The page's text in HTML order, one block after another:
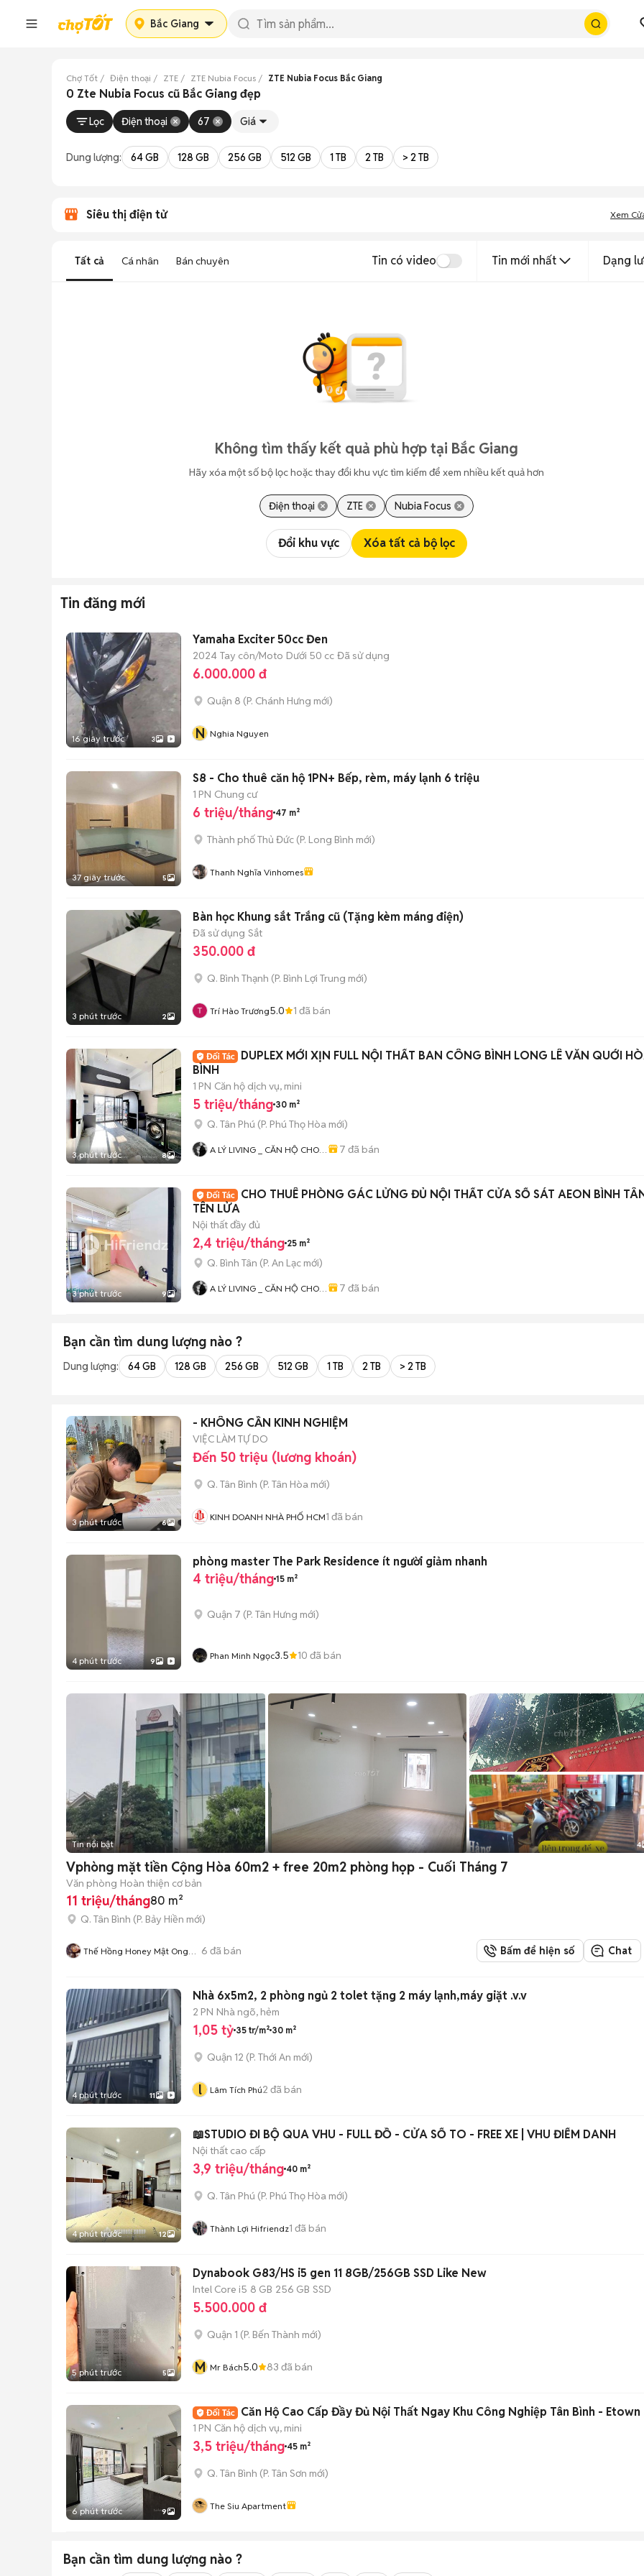
Bắc Giang
Chợ Tốt Điện thoại ZTE ZTE Nubia Focus ZTE Nubia Focus Bắc Giang
0 Zte Nubia Focus cũ Bắc Giang đẹp
Lọc Điện thoại 67 Giá
Dung lượng: 64 GB 128 GB 256 GB 512 GB 1 TB 2 TB > 2 TB
Siêu thị điện tử Xem
Tất cả Cá nhân Bán chuyên Tin có video Tin mới nhất Dạng
Không tìm thấy kết quả phù hợp tại Bắc Giang
Hãy xóa một số bộ lọc hoặc thay đổi khu vực tìm kiếm để xem nhiều kết quả hơn
Điện thoại ZTE Nubia Focus
Đổi khu vực Xóa tất cả bộ lọc
Tin đăng mới
16 giây trước 3
Yamaha Exciter 50cc Đen
2024 Tay côn/Moto Dưới 50 cc Đã sử dụng
6.000.000 đ
Quận 8 (P. Chánh Hưng mới)
N Nghia Nguyen
37 giây trước 5
S8 - Cho thuê căn hộ 1PN+ Bếp, rèm, máy lạnh 6 triệu
1 PN Chung cư
6 triệu/tháng 47 m²
Thành phố Thủ Đức (P. Long Bình mới)
Thanh Nghĩa Vinhomes
3 phút trước 2
Bàn học Khung sắt Trắng cũ (Tặng kèm máng điện)
Đã sử dụng Sắt
350.000 đ
Q. Bình Thạnh (P. Bình Lợi Trung mới)
Trí Hào Trương5.0 1 đã bán
3 phút trước 8
DUPLEX MỚI XỊN FULL NỘI THẤT BAN CÔNG BÌNH LONG LÊ VĂN QUỚI
BÌNH
1 PN Căn hộ dịch vụ, mini
5 triệu/tháng 30 m²
Q. Tân Phú (P. Phú Thọ Hòa mới)
A LÝ LIVING _ CĂN HỘ CHO
CHUNG CƯ - NHÀ Ở
7 đã bán
3 phút trước 9
CHO THUÊ PHÒNG GÁC LỬNG ĐỦ NỘI THẤT CỬA SỔ SÁT AEON BÌNH
TÊN LỬA
Nội thất đầy đủ
2,4 triệu/tháng 25 m²
Q. Bình Tân (P. An Lạc mới)
A LÝ LIVING _ CĂN HỘ CHO
7 đã bán
Bạn cần tìm dung lượng nào ?
Dung lượng: 64 GB 128 GB 256 GB 512 GB 1 TB 2 TB > 2 TB
3 phút trước 6
- KHÔNG CẦN KINH NGHIỆM
VIỆC LÀM TỰ DO
Đến 50 triệu (lương khoán)
Q. Tân Bình (P. Tân Hòa mới)
KINH DOANH NHÀ PHỐ HCM1 đã bán
4 phút trước 9
phòng master The Park Residence ít người giảm nhanh
4 triệu/tháng 15 m²
Quận 7 (P. Tân Hưng mới)
Phan Minh Ngọc3.5 10 đã bán
Tin nổi bật 4
Vphòng mặt tiền Cộng Hòa 60m2 + free 20m2 phòng họp - Cuối Tháng 7
Văn phòng Hoàn thiện cơ bản
11 triệu/tháng80 m²
Q. Tân Bình (P. Bảy Hiền mới)
Thế Hồng Honey Mật Ong
6 đã bán Bấm để hiện số Chat
4 phút trước 11
Nhà 6x5m2, 2 phòng ngủ 2 tolet tặng 2 máy lạnh,máy giặt .v.v
2 PN Nhà ngõ, hẻm
1,05 tỷ 35 tr/m² 30 m²
Quận 12 (P. Thới An mới)
l Lâm Tích Phú2 đã bán
4 phút trước 12
📖STUDIO ĐI BỘ QUA VHU - FULL ĐỒ - CỬA SỔ TO - FREE XE | VHU ĐIỂM DANH
Nội thất cao cấp
3,9 triệu/tháng 40 m²
Q. Tân Phú (P. Phú Thọ Hòa mới)
Thành Lợi Hifriendz1 đã bán
5 phút trước 5
Dynabook G83/HS i5 gen 11 8GB/256GB SSD Like New
Intel Core i5 8 GB 256 GB SSD
5.500.000 đ
Quận 1 (P. Bến Thành mới)
M Mr Bách5.0 83 đã bán
6 phút trước 9
Căn Hộ Cao Cấp Đầy Đủ Nội Thất Ngay Khu Công Nghiệp Tân Bình - Etown
1 PN Căn hộ dịch vụ, mini
3,5 triệu/tháng 45 m²
Q. Tân Bình (P. Tân Sơn mới)
The Siu Apartment
Bạn cần tìm dung lượng nào ?